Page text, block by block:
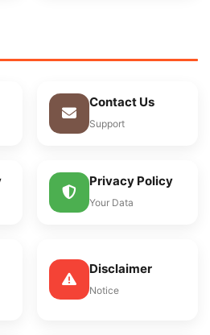
Contact Us
Support
Privacy Policy
Your Data
Disclaimer
Notice